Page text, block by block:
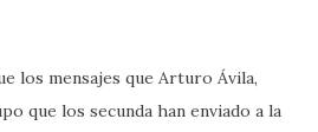
los mensajes que Arturo Ávila,
que los secunda han enviado a la